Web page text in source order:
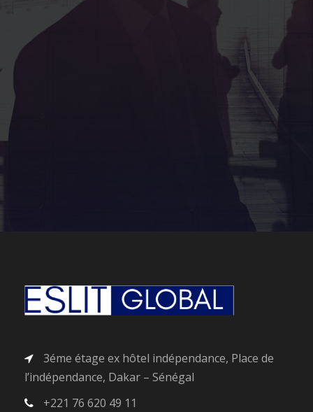
3éme étage ex hôtel indépendance, Place de
l’indépendance, Dakar – Sénégal
+221 76 620 49 11